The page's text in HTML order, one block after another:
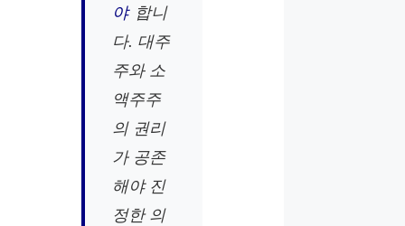
야 합니
다. 대주
주와 소
액주주
의 권리
가 공존
해야 진
정한 의